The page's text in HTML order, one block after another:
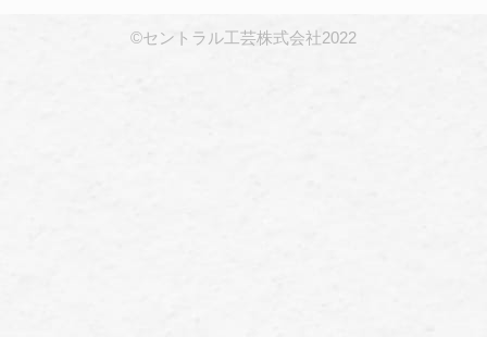
©セントラル工芸株式会社2022